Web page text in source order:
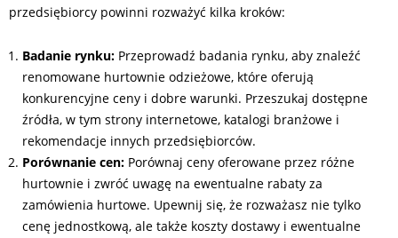
przedsiębiorcy powinni rozważyć kilka kroków:
Badanie rynku: Przeprowadź badania rynku, aby znaleźć
renomowane hurtownie odzieżowe, które oferują
konkurencyjne ceny i dobre warunki. Przeszukaj dostępne
źródła, w tym strony internetowe, katalogi branżowe i
rekomendacje innych przedsiębiorców.
Porównanie cen: Porównaj ceny oferowane przez różne
hurtownie i zwróć uwagę na ewentualne rabaty za
zamówienia hurtowe. Upewnij się, że rozważasz nie tylko
cenę jednostkową, ale także koszty dostawy i ewentualne